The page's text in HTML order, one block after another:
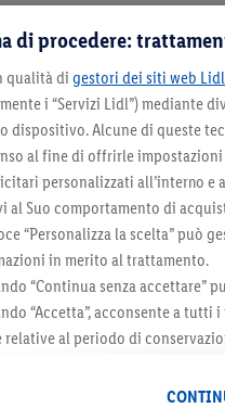
Seleziona come
di procedere:
qualità di gestori dei siti web
i “Servizi Lidl”) mediante
dispositivo. Alcune di queste
al fine di offrirle
personalizzati all’interno e
al Suo comportamento di
“Personalizza la scelta” può
in merito al trattamento.
“Continua senza accettare”
“Accetta”, acconsente a
relative al periodo di